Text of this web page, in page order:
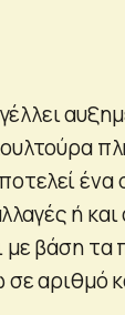
ένα
ή
με βάση
αριθμό